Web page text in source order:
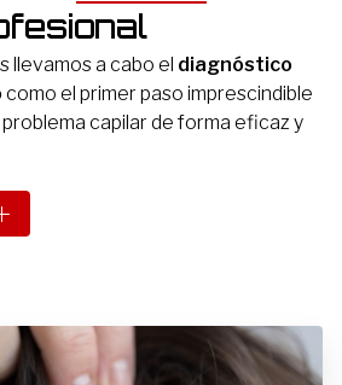
llevamos a cabo el diagnóstico
como el primer paso imprescindible
capilar de forma eficaz y
tratamiento completamente
de examinar
no dudes en